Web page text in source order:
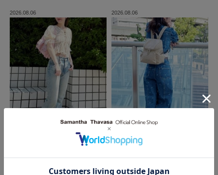
2026.08.06 2026.08.06
MORE